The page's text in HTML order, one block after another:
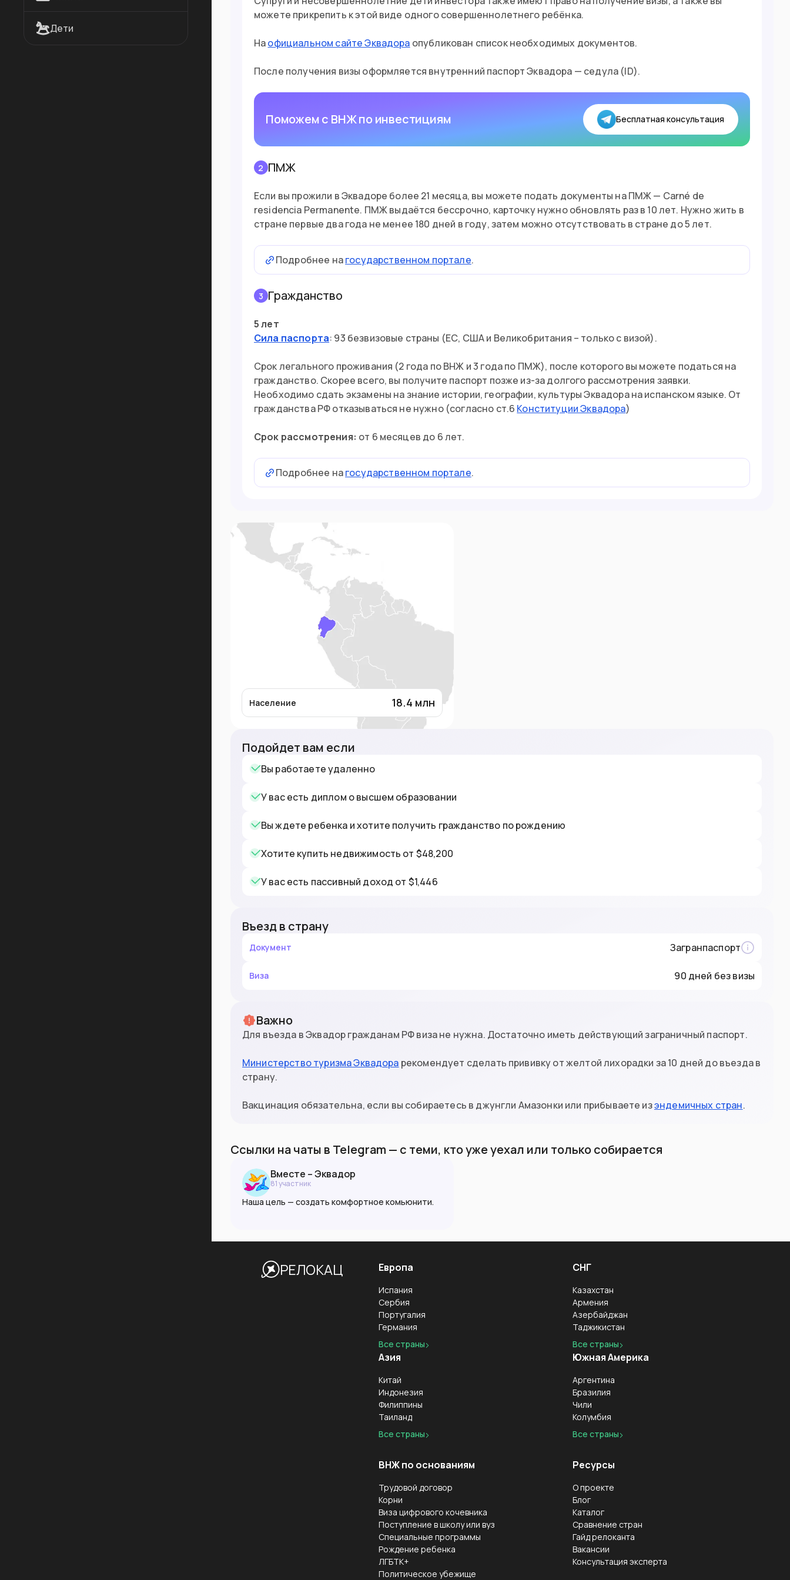
Дети
можете прикрепить к этой виде одного совершеннолетнего ребёнка.
Наофициальном сайте Эквадора опубликован список необходимых документов.
После получения визы оформляется внутренний паспорт Эквадора — седула (ID).
Поможем с ВНЖ по инвестициям Бесплатная консультация
2 ПМЖ
Если вы прожили в Эквадоре более 21 месяца, вы можете подать документы на ПМЖ — Carné de
residencia Permanente. ПМЖ выдаётся бессрочно, карточку нужно обновлять раз в 10 лет. Нужно жить в
стране первые два года не менее 180 дней в году, затем можно отсутствовать в стране до 5 лет.
Подробнее нагосударственном портале.
3 Гражданство
5 лет
Сила паспорта: 93 безвизовые страны (ЕС, США и Великобритания – только с визой).
Срок легального проживания (2 года по ВНЖ и 3 года по ПМЖ), после которого вы можете податься на
гражданство. Скорее всего, вы получите паспорт позже из-за долгого рассмотрения заявки.
Необходимо сдать экзамены на знание истории, географии, культуры Эквадора на испанском языке. От
гражданства РФ отказываться не нужно (согласно ст.6 Конституции Эквадора)
Срок рассмотрения: от 6 месяцев до 6 лет.
Подробнее нагосударственном портале.
Население 18.4 млн
Подойдет вам если
Вы работаете удаленно
У вас есть диплом о высшем образовании
Вы ждете ребенка и хотите получить гражданство по рождению
Хотите купить недвижимость от $48,200
У вас есть пассивный доход от $1,446
Въезд в страну
Документ Загранпаспорт
Виза 90 дней без визы
Важно
Для въезда в Эквадор гражданам РФ виза не нужна. Достаточно иметь действующий заграничный паспорт.
Министерство туризма Эквадора рекомендует сделать прививку от желтой лихорадки за 10 дней до въезда в
страну.
Вакцинация обязательна, если вы собираетесь в джунгли Амазонки или прибываете изэндемичных стран.
Ссылки на чаты в Telegram — с теми, кто уже уехал или только собирается
Вместе – Эквадор
81участник
Наша цель — создать комфортное комьюнити.
Пожалуйста, руководствуйтесь принципами
разумности.РЕЛОКАЦ Европа
Испания
Сербия
Португалия
Германия
Все страны
Азия
Китай
Индонезия
Филиппины
Таиланд
Все страны
СНГ
Казахстан
Армения
Азербайджан
Таджикистан
Все страны
Южная Америка
Аргентина
Бразилия
Чили
Колумбия
Все страны
ВНЖ по основаниям
Трудовой договор
Корни
Виза цифрового кочевника
Поступление в школу или вуз
Специальные программы
Рождение ребенка
ЛГБТК+
Политическое убежище
Ресурсы
О проекте
Блог
Каталог
Сравнение стран
Гайд релоканта
Вакансии
Консультация эксперта